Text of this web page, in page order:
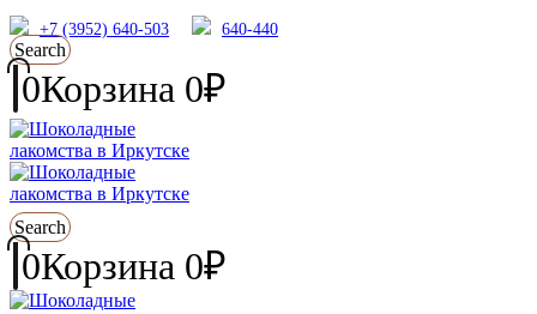
+7 (3952) 640-503 640-440
Search
0Корзина 0₽
Search
0Корзина 0₽